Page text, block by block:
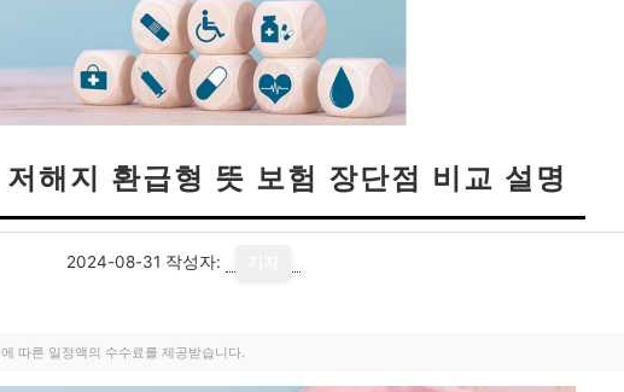
해지 환급형 뜻 보험 장단점 비교 설명
2024-08-31 작성자:
따른 일정액의 수수료를 제공받습니다.